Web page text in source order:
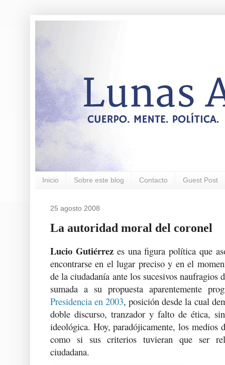
Inicio Sobre este blog Contacto Guest Post
25 agosto 2008
La autoridad moral del coronel
Lucio Gutiérrezes una figura política que
encontrarse en el lugar preciso y en el
de la ciudadanía ante los sucesivos naufragios
sumada a su propuesta aparentemente
Presidencia en 2003, posición desde la cual
doble discurso, tranzador y falto de ética,
ideológica. Hoy, paradójicamente, los medios
como si sus criterios tuvieran que ser
ciudadana.